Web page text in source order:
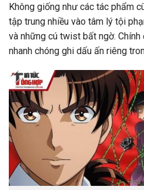
Không giống như các tác phẩm
tập trung nhiều vào tâm lý tội
và những cú twist bất ngờ.
nhanh chóng ghi dấu ấn riêng